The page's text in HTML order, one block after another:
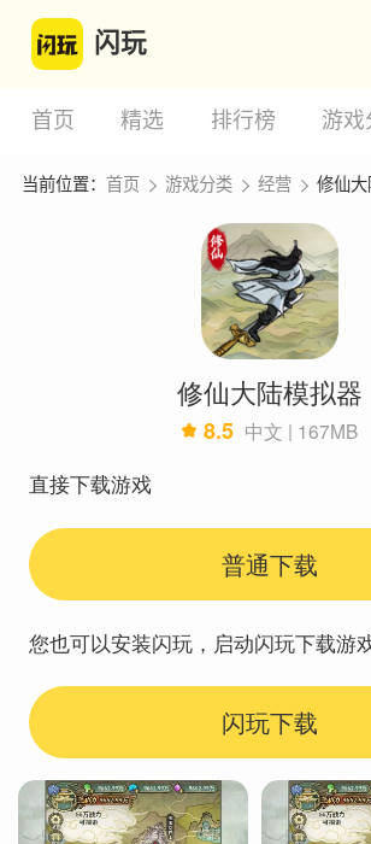
闪玩
首页 精选 排行榜 游戏
当前位置： 首页 游戏分类 经营 修仙
修仙大陆模拟器
8.5 中文 | 167MB
直接下载游戏
普通下载
您也可以安装闪玩，启动闪玩下载游
闪玩下载